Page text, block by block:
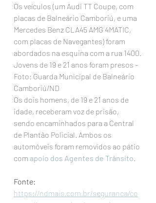
Os veículos (um Audi TT Coupe, com
placas de Balneário Camboriú, e uma
Mercedes Benz CLA45 AMG 4MATIC,
com placas de Navegantes) foram
abordados na esquina com a rua 1400.
Jovens de 19 e 21 anos foram presos –
Foto: Guarda Municipal de Balneário
Camboriú/ND
Os dois homens, de 19 e 21 anos de
idade, receberam voz de prisão,
sendo encaminhados para a Central
de Plantão Policial. Ambos os
automóveis foram removidos ao pátio
com apoio dos Agentes de Trânsito.
Fonte:
https://ndmais.com.br/seguranca/co